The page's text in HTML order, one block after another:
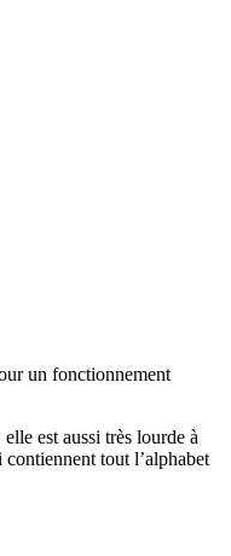
un fonctionnement
est aussi très lourde à
tout l’alphabet